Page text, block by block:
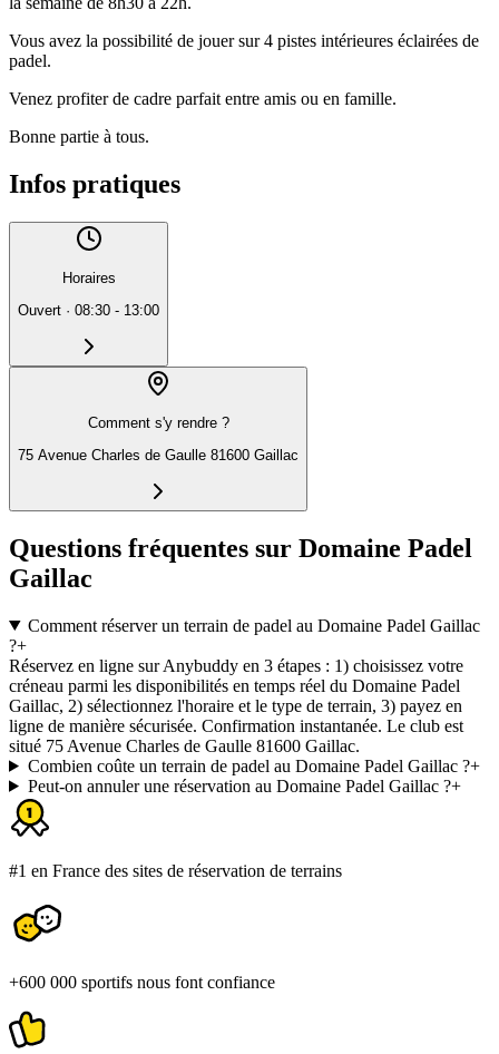
Vous avez la possibilité de jouer sur 4 pistes intérieures éclairées de
padel.
Venez profiter de cadre parfait entre amis ou en famille.
Bonne partie à tous.
Infos pratiques
Horaires
Ouvert · 08:30 - 13:00
Comment s'y rendre ?
75 Avenue Charles de Gaulle 81600 Gaillac
Questions fréquentes sur Domaine Padel
Gaillac
Comment réserver un terrain de padel au Domaine Padel Gaillac
?+
Réservez en ligne sur Anybuddy en 3 étapes : 1) choisissez votre
créneau parmi les disponibilités en temps réel du Domaine Padel
Gaillac, 2) sélectionnez l'horaire et le type de terrain, 3) payez en
ligne de manière sécurisée. Confirmation instantanée. Le club est
situé 75 Avenue Charles de Gaulle 81600 Gaillac.
Combien coûte un terrain de padel au Domaine Padel Gaillac ?+
Peut-on annuler une réservation au Domaine Padel Gaillac ?+
#1 en France des sites de réservation de terrains
+600 000 sportifs nous font confiance